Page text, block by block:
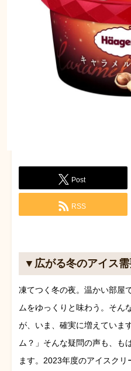
Post
RSS
▼広がる冬のアイス需
凍てつく冬の夜。温かい部屋
ムをゆっくりと味わう。そん
が、いま、確実に増えていま
ム？」そんな疑問の声も、も
ます。2023年度のアイスク